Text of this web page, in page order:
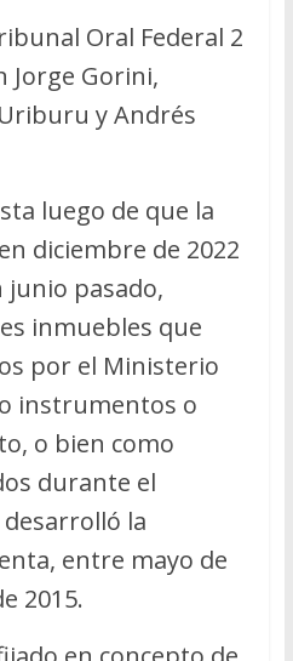
Oral Federal 2
Jorge Gorini,
y Andrés
luego de que la
diciembre de 2022
pasado,
inmuebles que
por el Ministerio
instrumentos o
o bien como
durante el
la
entre mayo de
2015.